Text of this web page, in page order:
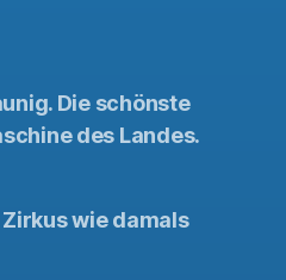
Die schönste
des Landes.
wie damals